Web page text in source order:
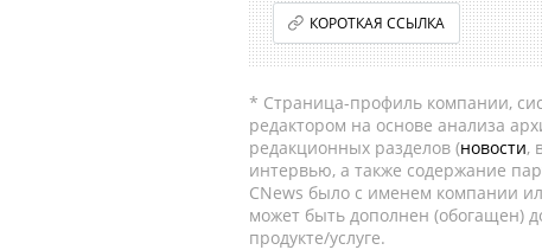
КОРОТКАЯ ССЫЛКА
* Страница-профиль компании,
редактором на основе анализа
редакционных разделов (новости,
интервью, а также содержание
CNews было с именем компании
может быть дополнен (обогащен)
продукте/услуге.